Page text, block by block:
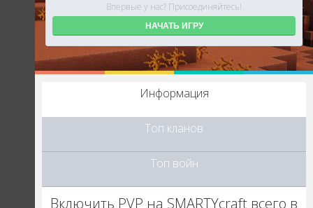
Впервые у нас? Присоединяйтесь!
НАЧАТЬ ИГРУ
Информация
Топ кланов
Топ войн
Включить PVP на SMARTYcraft всего в